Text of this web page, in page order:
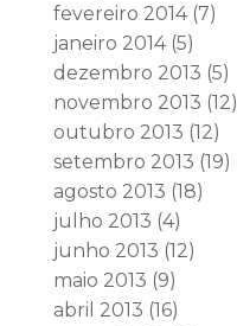
fevereiro 2014(7)
janeiro 2014(5)
dezembro 2013 (5)
novembro 2013 (12)
outubro 2013 (12)
setembro 2013 (19)
agosto 2013 (18)
julho 2013 (4)
junho 2013 (12)
maio 2013 (9)
abril 2013 (16)